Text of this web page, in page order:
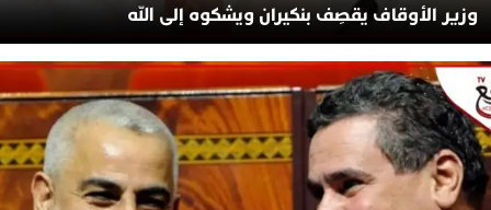
وزير الأوقاف يقصِف بنكيران ويشكوه إلى الله